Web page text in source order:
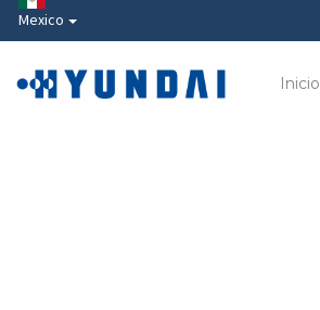
Mexico
Inicio